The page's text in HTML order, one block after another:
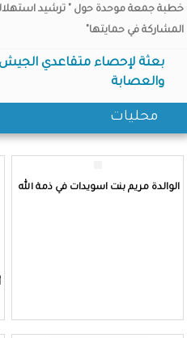
خطبة جمعة موحدة حول " ترشيد استهلاك
المشاركة في حمايتها"
بعثة لإحصاء متقاعدي
والعصابة
محليات
الوالدة مريم بنت اسويدات في ذمة الله